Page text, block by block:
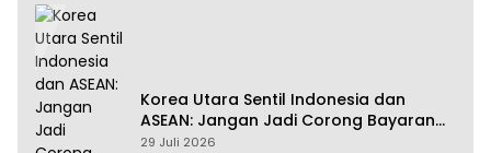
Korea Utara Sentil Indonesia dan
ASEAN: Jangan Jadi Corong Bayaran
Amerika Serikat
29 Juli 2026